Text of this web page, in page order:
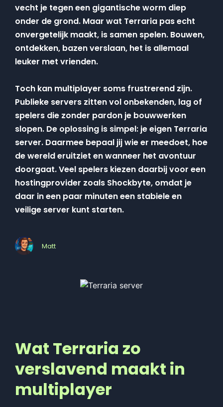
vecht je tegen een gigantische worm diep
onder de grond. Maar wat Terraria pas echt
onvergetelijk maakt, is samen spelen. Bouwen,
ontdekken, bazen verslaan, het is allemaal
leuker met vrienden.
Toch kan multiplayer soms frustrerend zijn.
Publieke servers zitten vol onbekenden, lag of
spelers die zonder pardon je bouwwerken
slopen. De oplossing is simpel: je eigen Terraria
server. Daarmee bepaal jij wie er meedoet, hoe
de wereld eruitziet en wanneer het avontuur
doorgaat. Veel spelers kiezen daarbij voor een
hostingprovider zoals Shockbyte, omdat je
daar in een paar minuten een stabiele en
veilige server kunt starten.
Matt
Wat Terraria zo
verslavend maakt in
multiplayer